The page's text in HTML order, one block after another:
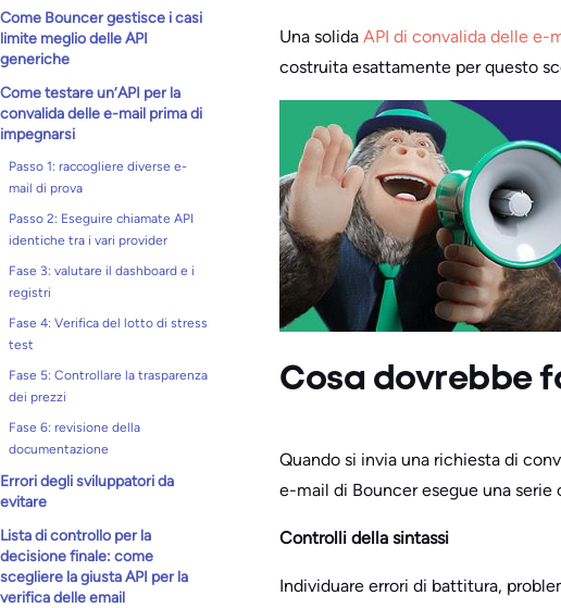
Come Bouncer gestisce i casi
limite meglio delle API
generiche
Come testare un’API per la
convalida delle e-mail prima di
impegnarsi
Passo 1: raccogliere diverse e-
mail di prova
Passo 2: Eseguire chiamate API
identiche tra i vari provider
Fase 3: valutare il dashboard e i
registri
Fase 4: Verifica del lotto di stress
test
Fase 5: Controllare la trasparenza
dei prezzi
Fase 6: revisione della
documentazione
Errori degli sviluppatori da
evitare
Lista di controllo per la
decisione finale: come
scegliere la giusta API per la
verifica delle email
Una solida API di convalida delle e-
costruita esattamente per questo
Cosa dovrebbe
Quando si invia una richiesta di
e-mail di Bouncer esegue una
Controlli della sintassi
Individuare errori di battitura,